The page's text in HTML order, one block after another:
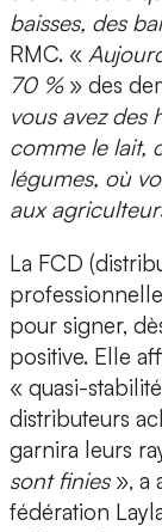
baisses, des
RMC. «
70 %» des
vous avez des
comme le lait,
légumes, où
aux
La FCD
pour signer,
positive. Elle
« quasi-
distributeurs
garnira leurs
sont finies», a
fédération